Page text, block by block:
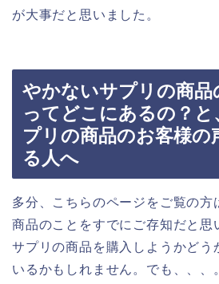
が大事だと思いました。
やかないサプリの商品
ってどこにあるの？
プリの商品のお客様の
る人へ
多分、こちらのページをご覧の方
商品のことをすでにご存知だと思
サプリの商品を購入しようかどう
いるかもしれません。でも、、、